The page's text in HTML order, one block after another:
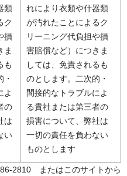
類
ク
損
ま
も
よ
の
は
い
れにより衣類や什器類
が汚れたことによるク
リーニング代負担や損
害賠償など）につきま
しては、免責されるも
のとします。二次的・
間接的なトラブルによ
る貴社または第三者の
損害について、弊社は
一切の責任を負わない
ものとします
2810 またはこのサイトから